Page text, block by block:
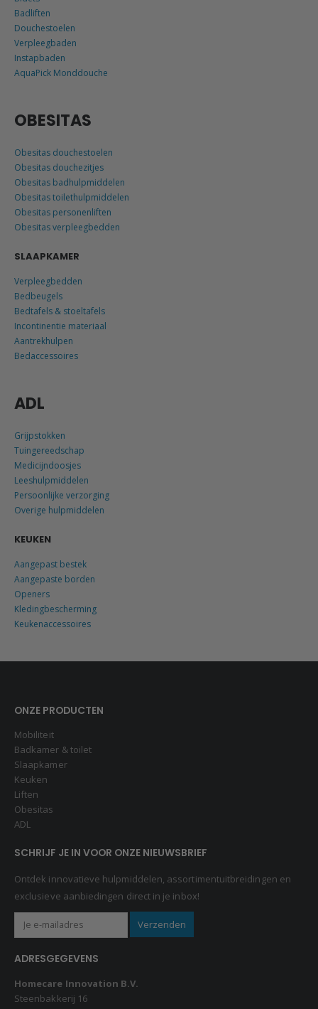
Badliften
Douchestoelen
Verpleegbaden
Instapbaden
AquaPick Monddouche
OBESITAS
Obesitas douchestoelen
Obesitas douchezitjes
Obesitas badhulpmiddelen
Obesitas toilethulpmiddelen
Obesitas personenliften
Obesitas verpleegbedden
SLAAPKAMER
Verpleegbedden
Bedbeugels
Bedtafels & stoeltafels
Incontinentie materiaal
Aantrekhulpen
Bedaccessoires
ADL
Grijpstokken
Tuingereedschap
Medicijndoosjes
Leeshulpmiddelen
Persoonlijke verzorging
Overige hulpmiddelen
KEUKEN
Aangepast bestek
Aangepaste borden
Openers
Kledingbescherming
Keukenaccessoires
ONZE PRODUCTEN
Mobiliteit
Badkamer & toilet
Slaapkamer
Keuken
Liften
Obesitas
ADL
SCHRIJF JE IN VOOR ONZE NIEUWSBRIEF
Ontdek innovatieve hulpmiddelen, assortimentuitbreidingen en
exclusieve aanbiedingen direct in je inbox!
ADRESGEGEVENS
Homecare Innovation B.V.
Steenbakkerij 16